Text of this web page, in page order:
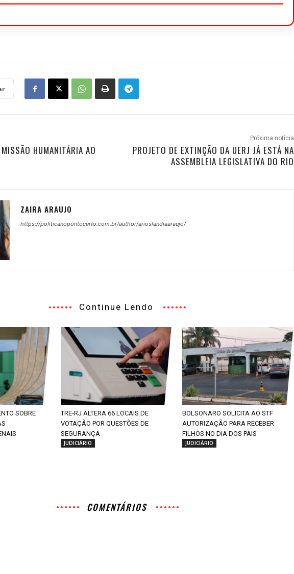
HUMANITÁRIA AO
Próxima notícia
PROJETO DE EXTINÇÃO DA UERJ JÁ ESTÁ NA
ASSEMBLEIA LEGISLATIVA DO RIO
ZAIRA ARAUJO
https://politicanopontocerto.com.br/author/arioslandiaaraujo/
Continue Lendo
SOBRE
TRE-RJ ALTERA 66 LOCAIS DE
VOTAÇÃO POR QUESTÕES DE
SEGURANÇA
JUDICIÁRIO
BOLSONARO SOLICITA AO STF
AUTORIZAÇÃO PARA RECEBER
FILHOS NO DIA DOS PAIS
JUDICIÁRIO
COMENTÁRIOS